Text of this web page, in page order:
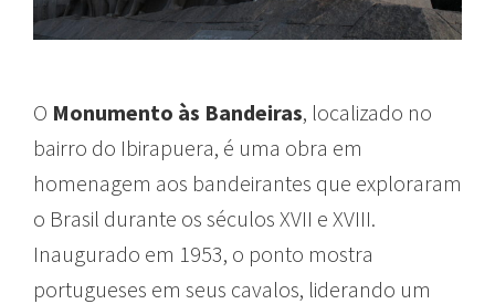
O Monumento às Bandeiras, localizado no
bairro do Ibirapuera, é uma obra em
homenagem aos bandeirantes que exploraram
o Brasil durante os séculos XVII e XVIII.
Inaugurado em 1953, o ponto mostra
portugueses em seus cavalos, liderando um